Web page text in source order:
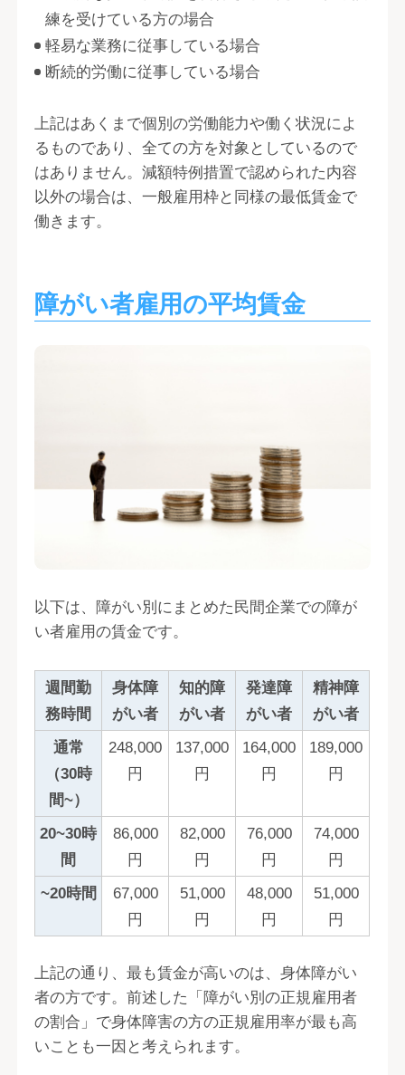
練を受けている方の場合
軽易な業務に従事している場合
断続的労働に従事している場合
上記はあくまで個別の労働能力や働く状況によ
るものであり、全ての方を対象としているので
はありません。減額特例措置で認められた内容
以外の場合は、一般雇用枠と同様の最低賃金で
働きます。
障がい者雇用の平均賃金
以下は、障がい別にまとめた民間企業での障が
い者雇用の賃金です。
週間勤
務時間
身体障
がい者
知的障
がい者
発達障
がい者
精神障
がい者
通常
（30時
間~）
248,000
円
137,000
円
164,000
円
189,000
円
20~30時
間
86,000
円
82,000
円
76,000
円
74,000
円
~20時間
67,000
円
51,000
円
48,000
円
51,000
円
上記の通り、最も賃金が高いのは、身体障がい
者の方です。前述した「障がい別の正規雇用者
の割合」で身体障害の方の正規雇用率が最も高
いことも一因と考えられます。